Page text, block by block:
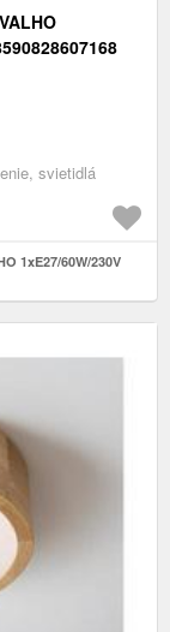
svietidlá
1xE27/60W/230V